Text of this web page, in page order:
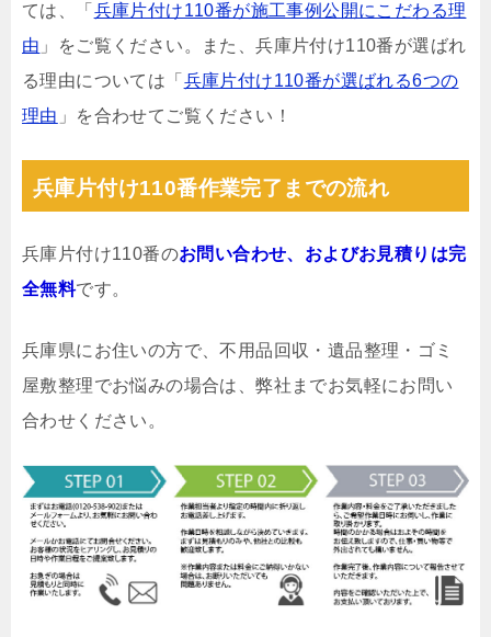
ては、「 兵庫片付け110番が施工事例公開にこだわる理
由 」をご覧ください。また、兵庫片付け110番が選ばれ
る理由については「 兵庫片付け110番が選ばれる6つの
理由 」を合わせてご覧ください！
兵庫片付け110番作業完了までの流れ
兵庫片付け110番のお問い合わせ、およびお見積りは完
全無料です。
兵庫県にお住いの方で、不用品回収・遺品整理・ゴミ
屋敷整理でお悩みの場合は、弊社までお気軽にお問い
合わせください。